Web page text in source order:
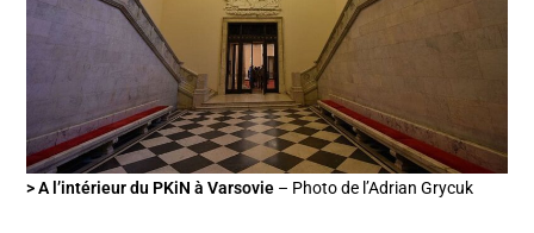
> A l’intérieur du PKiN à Varsovie – Photo de l’Adrian Grycuk